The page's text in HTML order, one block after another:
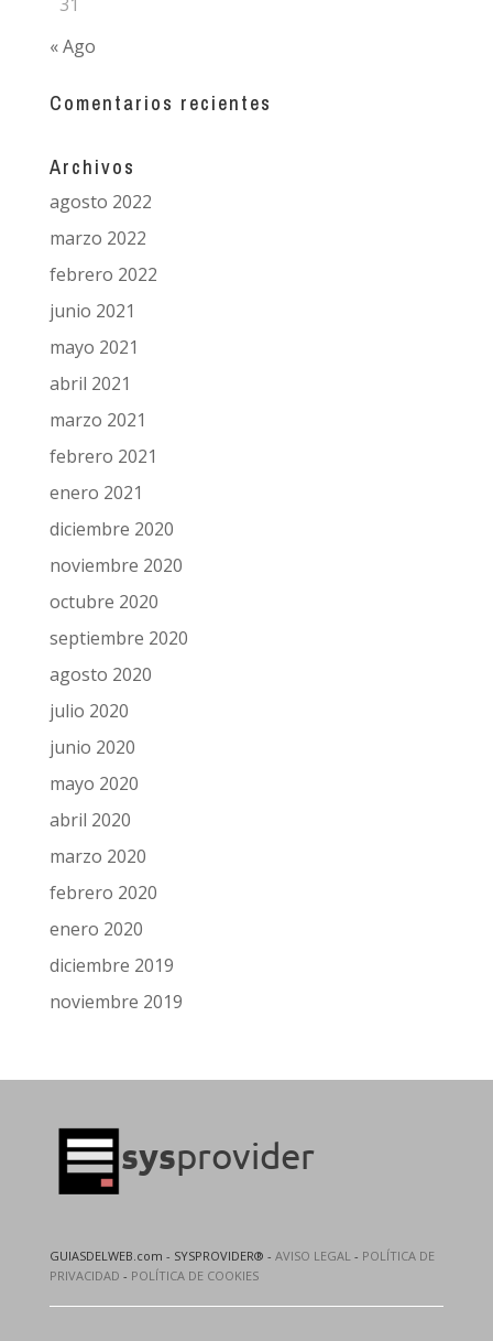
31
« Ago
Comentarios recientes
Archivos
agosto 2022
marzo 2022
febrero 2022
junio 2021
mayo 2021
abril 2021
marzo 2021
febrero 2021
enero 2021
diciembre 2020
noviembre 2020
octubre 2020
septiembre 2020
agosto 2020
julio 2020
junio 2020
mayo 2020
abril 2020
marzo 2020
febrero 2020
enero 2020
diciembre 2019
noviembre 2019
GUIASDELWEB.com - SYSPROVIDER® - AVISO LEGAL - POLÍTICA DE
PRIVACIDAD - POLÍTICA DE COOKIES